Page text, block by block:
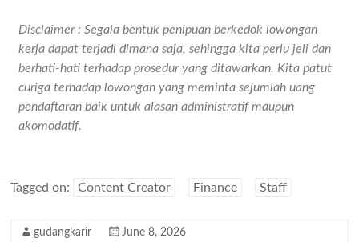
Disclaimer : Segala bentuk penipuan berkedok lowongan
kerja dapat terjadi dimana saja, sehingga kita perlu jeli dan
berhati-hati terhadap prosedur yang ditawarkan. Kita patut
curiga terhadap lowongan yang meminta sejumlah uang
pendaftaran baik untuk alasan administratif maupun
akomodatif.
Tagged on: Content Creator Finance Staff
gudangkarir June 8, 2026